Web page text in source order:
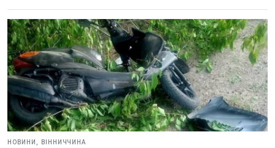
НОВИНИ, ВІННИЧЧИНА